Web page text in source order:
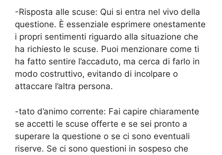
-Risposta alle scuse: Qui si entra nel vivo della
questione. È essenziale esprimere onestamente
i propri sentimenti riguardo alla situazione che
ha richiesto le scuse. Puoi menzionare come ti
ha fatto sentire l’accaduto, ma cerca di farlo in
modo costruttivo, evitando di incolpare o
attaccare l’altra persona.
-tato d’animo corrente: Fai capire chiaramente
se accetti le scuse offerte e se sei pronto a
superare la questione o se ci sono eventuali
riserve. Se ci sono questioni in sospeso che